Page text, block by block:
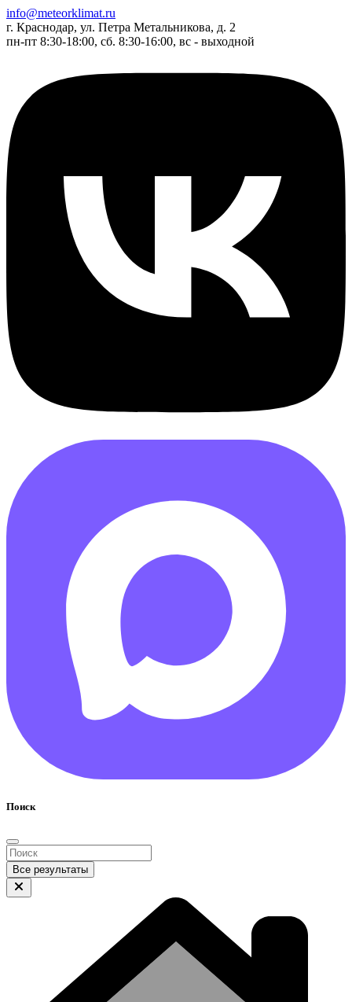
info@meteorklimat.ru
г. Краснодар, ул. Петра Метальникова, д. 2
пн-пт 8:30-18:00, сб. 8:30-16:00, вс - выходной
Поиск
Все результаты